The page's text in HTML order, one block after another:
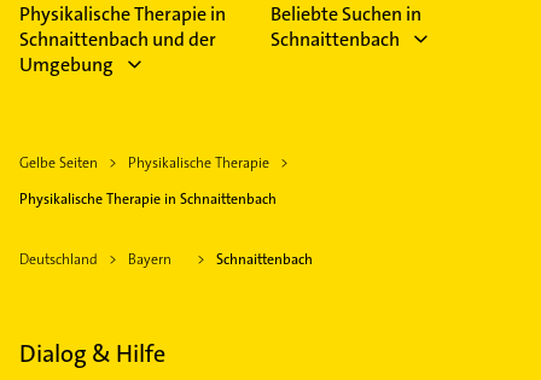
Physikalische Therapie in
Schnaittenbach und der
Umgebung
Beliebte Suchen in
Schnaittenbach
Gelbe Seiten
Physikalische Therapie
Physikalische Therapie in Schnaittenbach
Deutschland Bayern Schnaittenbach
Dialog & Hilfe